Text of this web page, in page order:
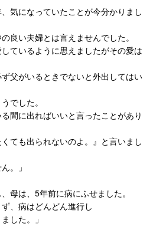
気になっていたことが今分かりまし
良い夫婦とは言えませんでした。
ているように思えましたがその愛は
父がいるときでないと外出してはい
でした。
間に出ればいいと言ったことがあり
ても出られないのよ。』と言いまし
。」
母は、5年前に病にふせました。
、病はどんどん進行し
した。」